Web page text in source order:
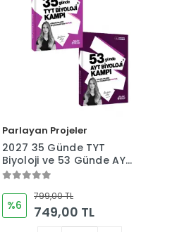
Parlayan Projeler
2027 35 Günde TYT
Biyoloji ve 53 Günde AYT
Biyoloji Kampı İkili Set
%6
799,00 TL
749,00 TL